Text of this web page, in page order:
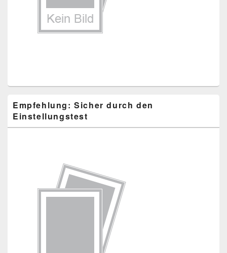
Empfehlung: Sicher durch den
Einstellungstest